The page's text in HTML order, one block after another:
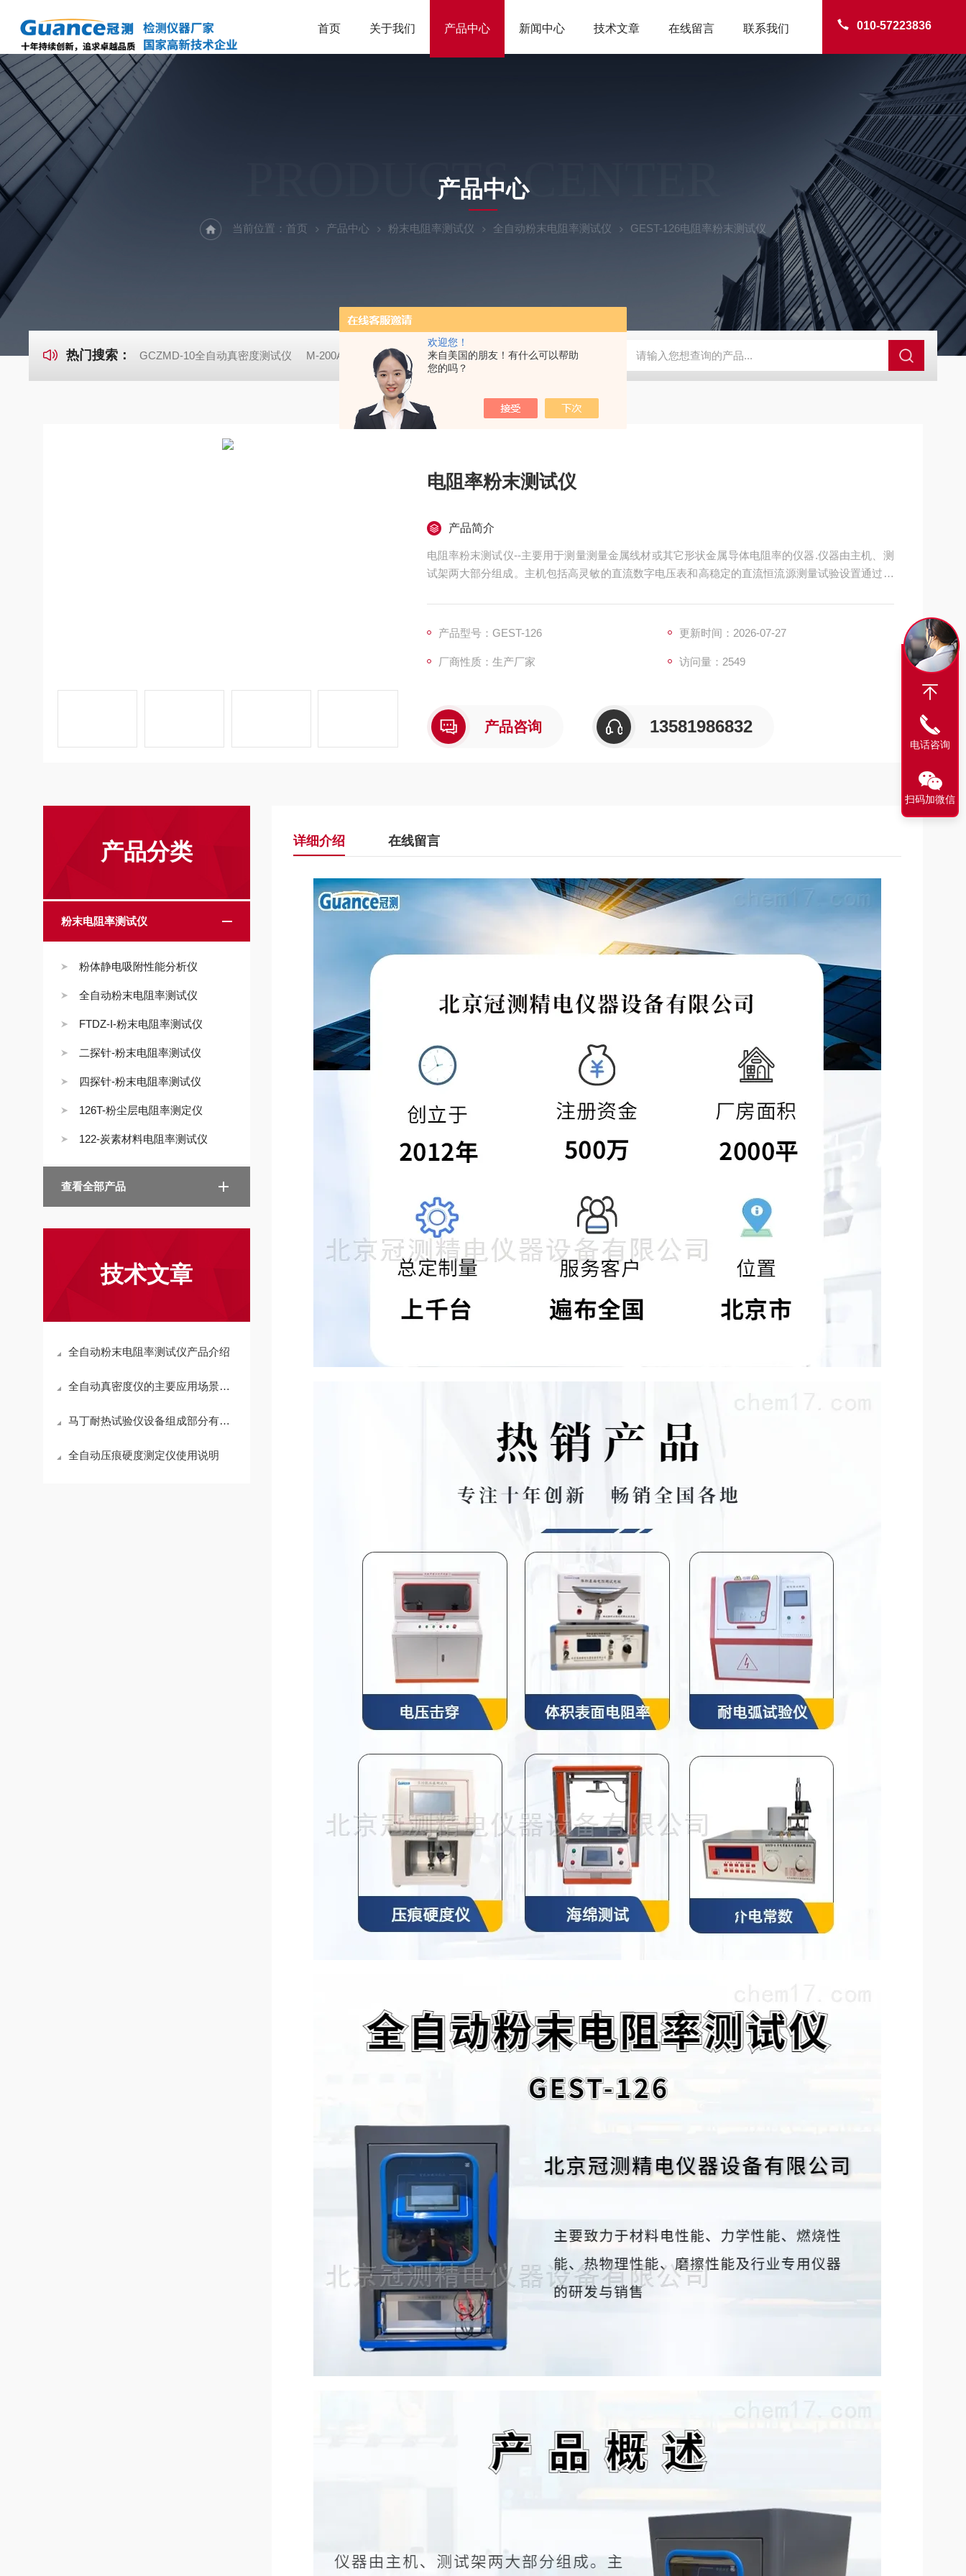
欢迎您！
来自美国的朋友！有什么可以帮助
您的吗？
010-57223836
首页 关于我们 产品中心 新闻中心 技术文章 在线留言 联系我们
PRODUCTS CENTER
产品中心
当前位置： 首页 产品中心 粉末电阻率测试仪 全自动粉末电阻率测试仪 GEST-126电阻率粉末测试仪
热门搜索： GCZMD-10全自动真密度测试仪 M-200A微动摩擦磨损实验机 GCDDJ-50Kv电压击穿试验仪-微机控制 GCDDJ-50Kv绝缘材料电压击穿强度试验机 GCDDJ-100Kv
电阻率粉末测试仪
产品简介
电阻率粉末测试仪--主要用于测量测量金属线材或其它形状金属导体电阻率的仪器.仪器由主机、测
试架两大部分组成。主机包括高灵敏的直流数字电压表和高稳定的直流恒流源测量试验设置通过触
产品型号：GEST-126 更新时间：2026-07-27
厂商性质：生产厂家 访问量：2549
产品咨询 13581986832
产品分类
粉末电阻率测试仪
粉体静电吸附性能分析仪
全自动粉末电阻率测试仪
FTDZ-I-粉末电阻率测试仪
二探针-粉末电阻率测试仪
四探针-粉末电阻率测试仪
126T-粉尘层电阻率测定仪
122-炭素材料电阻率测试仪
查看全部产品
技术文章
全自动粉末电阻率测试仪产品介绍
全自动真密度仪的主要应用场景是什么？
马丁耐热试验仪设备组成部分有哪些
全自动压痕硬度测定仪使用说明
详细介绍 在线留言
电话咨询
扫码加微信